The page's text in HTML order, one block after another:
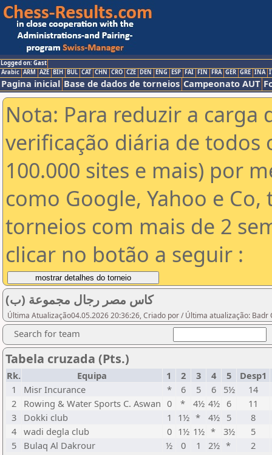
Logged on: Gast
Arabic ARM AZE BIH BUL CAT CHN CRO CZE DEN ENG ESP FAI FIN FRA GER GRE INA
Pagina inicial Base de dados de torneios Campeonato AUT
Nota: Para reduzir a carga
verificação diária de todos
100.000 sites e mais) por
como Google, Yahoo e
torneios com mais de 2
clicar no botão a seguir :
كاس مصر رجال مجموعة (ب)
Última Atualização04.05.2026 20:36:26, Criado por / Última atualização: Badr
Search for team
Tabela cruzada (Pts.)
Rk. Equipa 1 2 3 4 5 Desp1
1
Misr Incurance * 6 5 6 5½
14
2
Rowing & Water Sports C. Aswan 0 * 4½ 4½ 6
11
3
Dokki club 1 1½ * 4½ 5
8
4 wadi degla club 0 1½ 1½ * 3½
5
5
Bulaq Al Dakrour ½ 0 1 2½ *
2